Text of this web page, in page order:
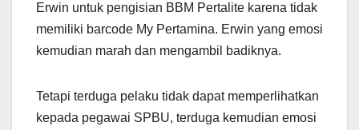
Erwin untuk pengisian BBM Pertalite karena tidak
memiliki barcode My Pertamina. Erwin yang emosi
kemudian marah dan mengambil badiknya.
Tetapi terduga pelaku tidak dapat memperlihatkan
kepada pegawai SPBU, terduga kemudian emosi